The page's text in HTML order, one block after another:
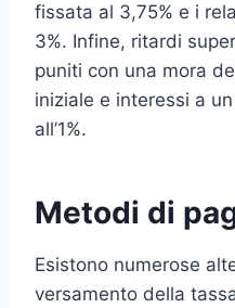
fissata al 3,75% e i
3%. Infine, ritardi
puniti con una mora
iniziale e interessi a
all’1%.
Metodi di
Esistono numerose
versamento della